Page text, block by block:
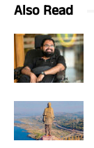
Also Read